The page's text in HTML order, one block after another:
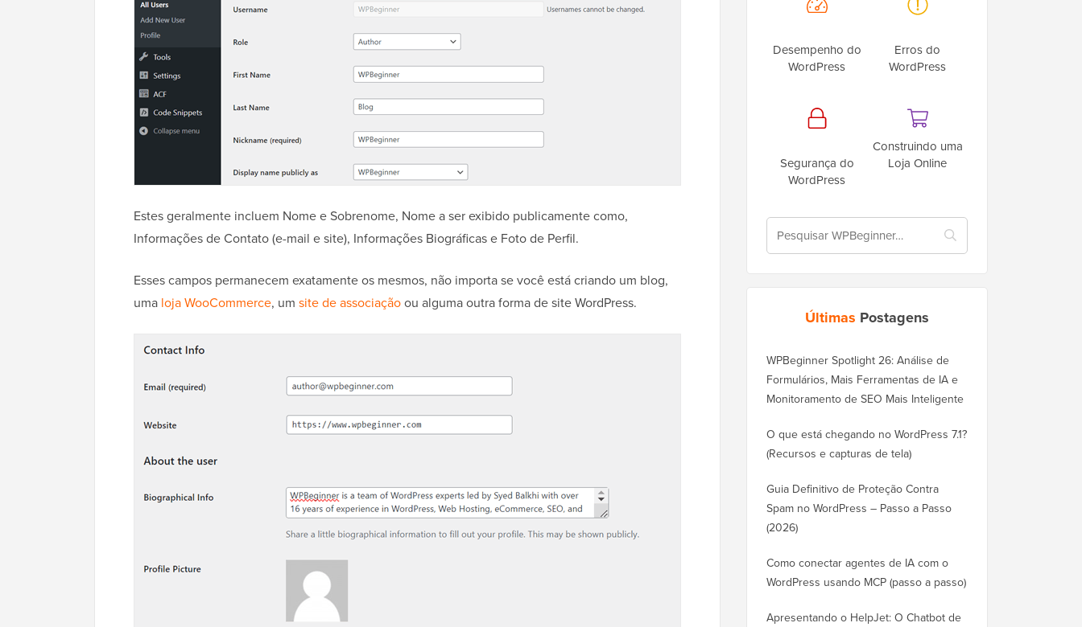
Estes geralmente incluem Nome e Sobrenome, Nome a ser exibido publicamente como,
Informações de Contato (e-mail e site), Informações Biográficas e Foto de Perfil.
Esses campos permanecem exatamente os mesmos, não importa se você está criando um blog,
uma loja WooCommerce, um site de associaçãoou alguma outra forma de site WordPress.
Desempenho do
WordPress
Erros do
WordPress
Segurança do
WordPress
Construindo uma
Loja Online
Últimas Postagens
WPBeginner Spotlight 26: Análise de
Formulários, Mais Ferramentas de IA e
Monitoramento de SEO Mais Inteligente
O que está chegando no WordPress 7.1?
(Recursos e capturas de tela)
Guia Definitivo de Proteção Contra
Spam no WordPress – Passo a Passo
(2026)
Como conectar agentes de IA com o
WordPress usando MCP (passo a passo)
Apresentando o HelpJet: O Chatbot de